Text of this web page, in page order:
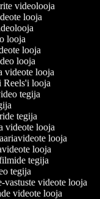
videolooja
looja
looja
looja
looja
videote looja
Reels'i looja
tegija
tegija
videote looja
looja
looja
tegija
tegija
vastuste videote looja
videote looja